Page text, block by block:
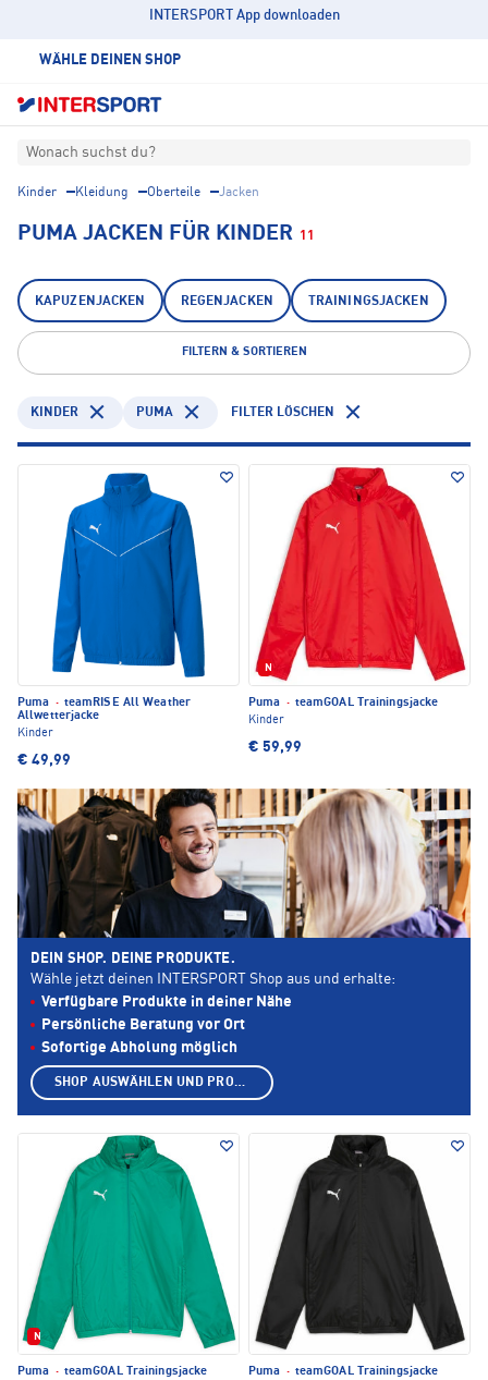
INTERSPORT App downloaden
WÄHLE DEINEN SHOP
Wonach suchst du?
Kinder Kleidung Oberteile Jacken
PUMA JACKEN FÜR KINDER 11
KAPUZENJACKEN REGENJACKEN TRAININGSJACKEN
FILTERN & SORTIEREN
KINDER PUMA FILTER LÖSCHEN
Puma · teamRISE All Weather
Allwetterjacke
Kinder
€ 49,99
Neu
Puma · teamGOAL Trainingsjacke
Kinder
€ 59,99
Neu
Puma · teamGOAL Trainingsjacke
Puma · teamGOAL Trainingsjacke
DEIN SHOP. DEINE PRODUKTE.
Wähle jetzt deinen INTERSPORT Shop aus und erhalte:
Verfügbare Produkte in deiner Nähe
Persönliche Beratung vor Ort
Sofortige Abholung möglich
SHOP AUSWÄHLEN UND PRODUKTE ANZEIGEN